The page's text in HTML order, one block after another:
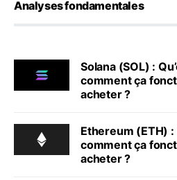
Analyses fondamentales
Solana (SOL) :
comment ça
acheter ?
Ethereum (ETH) :
comment ça
acheter ?